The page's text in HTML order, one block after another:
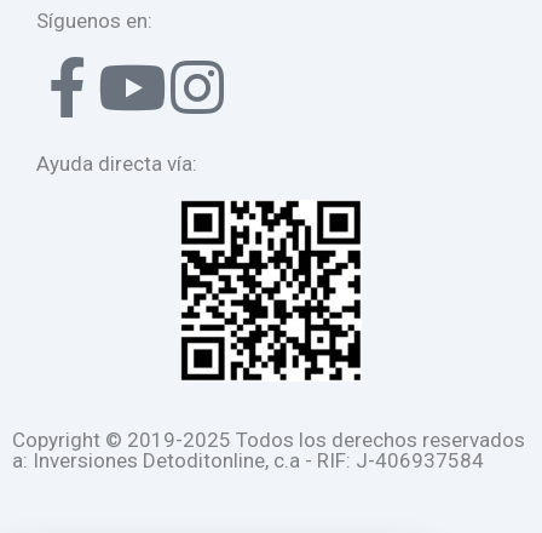
Síguenos en:
F
a
o
Y
o
e
I
s
t
a
g
r
Ayuda directa vía:
Copyright © 2019-2025 Todos los derechos reservados
a: Inversiones Detoditonline, c.a - RIF: J-406937584